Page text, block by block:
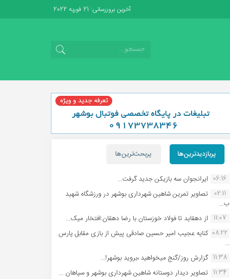
آخرین بروزرسانی: 21 فوریه 2022
پربازدیدترین‌ها پربحث‌ترین‌ها
06:16 ایرانجوان سه بازیکن جدید گرفت...
02:11
تصاویر تمرین شاهین شهردارى بوشهر در ورزشگاه شهید
ب...
11:07 از دهقاید تا فولاد خوزستان با رضا دهقان:افتخار میک...
08:22 کنایه عجیب امیر حسین صادقی پیش از بازی مقابل پارس
...
11:38 گزارش روز/گنج میخواهید ،بروید بوشهر!...
11:34 تصاویر دیدار دوستانه شاهین شهردارى بوشهر و سپاهان ...